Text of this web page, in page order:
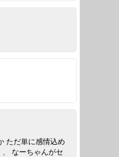
ただ単に感情込め
なーちゃんがセ